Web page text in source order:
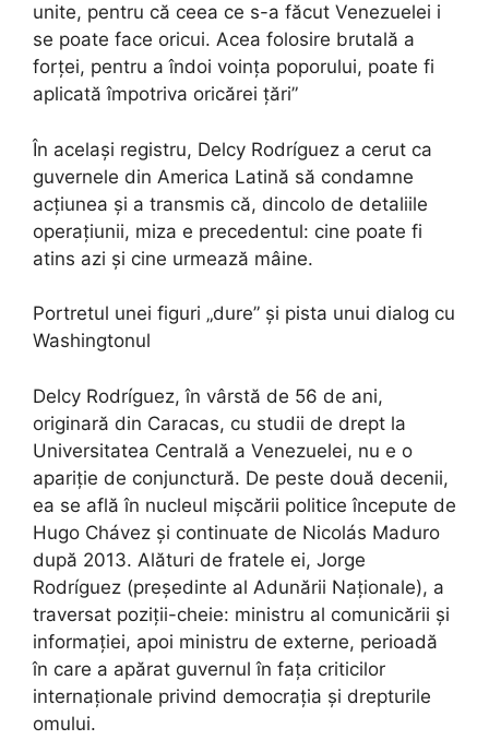
unite, pentru că ceea ce s-a făcut Venezuelei i
se poate face oricui. Acea folosire brutală a
forței, pentru a îndoi voința poporului, poate fi
aplicată împotriva oricărei țări”
În același registru, Delcy Rodríguez a cerut ca
guvernele din America Latină să condamne
acțiunea și a transmis că, dincolo de detaliile
operațiunii, miza e precedentul: cine poate fi
atins azi și cine urmează mâine.
Portretul unei figuri „dure” și pista unui dialog cu
Washingtonul
Delcy Rodríguez, în vârstă de 56 de ani,
originară din Caracas, cu studii de drept la
Universitatea Centrală a Venezuelei, nu e o
apariție de conjunctură. De peste două decenii,
ea se află în nucleul mișcării politice începute de
Hugo Chávez și continuate de Nicolás Maduro
după 2013. Alături de fratele ei, Jorge
Rodríguez (președinte al Adunării Naționale), a
traversat poziții-cheie: ministru al comunicării și
informației, apoi ministru de externe, perioadă
în care a apărat guvernul în fața criticilor
internaționale privind democrația și drepturile
omului.